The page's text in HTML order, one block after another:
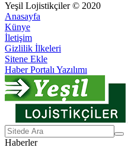
Yeşil Lojistikçiler © 2020
Anasayfa
Künye
İletişim
Gizlilik İlkeleri
Sitene Ekle
Haber Portalı Yazılımı
Haberler